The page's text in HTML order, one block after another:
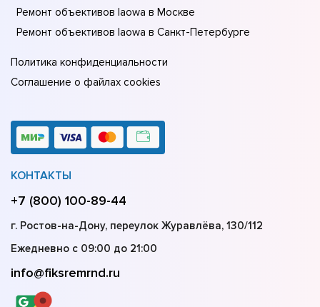
Ремонт объективов laowa в Москве
Ремонт объективов laowa в Санкт-Петербурге
Политика конфиденциальности
Соглашение о файлах cookies
КОНТАКТЫ
+7 (800) 100-89-44
г. Ростов-на-Дону, переулок Журавлёва, 130/112
Ежедневно с 09:00 до 21:00
info@fiksremrnd.ru